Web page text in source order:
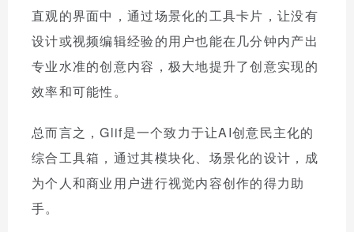
直观的界面中，通过场景化的工具卡片，让没有
设计或视频编辑经验的用户也能在几分钟内产出
专业水准的创意内容，极大地提升了创意实现的
效率和可能性。
总而言之，Glif是一个致力于让AI创意民主化的
综合工具箱，通过其模块化、场景化的设计，成
为个人和商业用户进行视觉内容创作的得力助
手。